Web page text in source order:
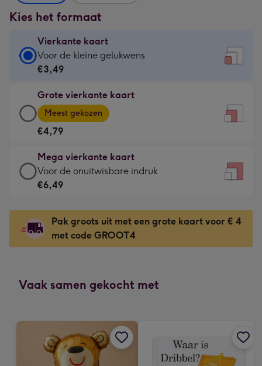
Kies het formaat
Vierkante kaart
Vierkante
kaart
€3,49
-
Voor
kleine
gelukwens
-
130
x
130
mm
Voor de kleine gelukwens
€3,49
Grote vierkante kaart
Grote
vierkante
kaart
-
€4,79
-
Meest
-
Dimensions:
167
mm
Meest gekozen
€4,79
Mega vierkante kaart
Mega
vierkante
-
€6,49
-
onuitwisbare
Dimensions:
240
Voor de onuitwisbare indruk
€6,49
Pak groots uit met een grote kaart voor € 4
met code GROOT4
Vaak samen gekocht met